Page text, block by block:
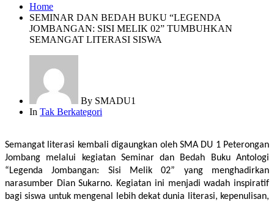
Home
SEMINAR DAN BEDAH BUKU “LEGENDA
JOMBANGAN: SISI MELIK 02” TUMBUHKAN
SEMANGAT LITERASI SISWA
By SMADU1
In Tak Berkategori
Semangat literasi kembali digaungkan oleh SMA DU 1 Peterongan
Jombang melalui kegiatan Seminar dan Bedah Buku Antologi
“Legenda Jombangan: Sisi Melik 02” yang menghadirkan
narasumber Dian Sukarno. Kegiatan ini menjadi wadah inspiratif
bagi siswa untuk mengenal lebih dekat dunia literasi, kepenulisan,